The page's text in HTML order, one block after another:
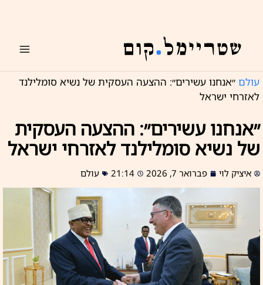
עולם ״אנחנו עשירים״: ההצעה העסקית של נשיא סומלילנד
לאזרחי ישראל
״אנחנו עשירים״: ההצעה העסקית
של נשיא סומלילנד לאזרחי ישראל
איציק לוי פברואר 7, 2026 21:14 עולם